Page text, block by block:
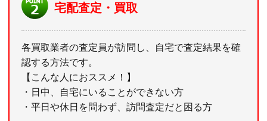
宅配査定・買取
各買取業者の査定員が訪問し、自宅で査定結果を確
認する方法です。
【こんな人におススメ！】
・日中、自宅にいることができない方
・平日や休日を問わず、訪問査定だと困る方